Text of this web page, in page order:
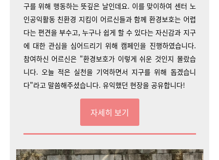
구를 위해 행동하는 뜻깊은 날인데요. 이를 맞이하여 센터 노
인공익활동 친환경 지킴이 어르신들과 함께 환경보호는 어렵
다는 편견을 부수고, 누구나 쉽게 할 수 있다는 자신감과 지구
에 대한 관심을 심어드리기 위해 캠페인을 진행하였습니다.
참여하신 어르신은 "환경보호가 이렇게 쉬운 것인지 몰랐습
니다. 오늘 적은 실천을 기억하면서 지구를 위해 돕겠습니
다"라고 말씀해주셨습니다. 유익했던 현장을 공유합니다!
자세히 보기